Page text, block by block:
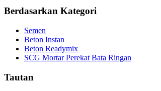
Berdasarkan Kategori
Semen
Beton Instan
Beton Readymix
SCG Mortar Perekat Bata Ringan
Tautan